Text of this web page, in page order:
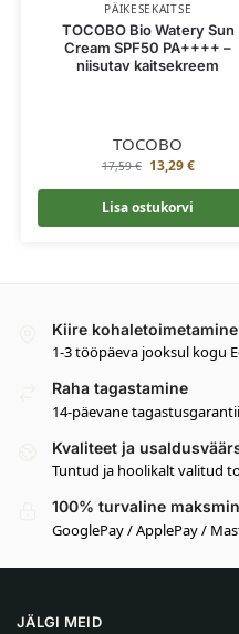
PÄIKESEKAITSE
TOCOBO Bio Watery Sun
Cream SPF50 PA++++ –
niisutav kaitsekreem
TOCOBO
17,59€ 13,29€
Lisa ostukorvi
Kiire kohaletoimetamine
1-3 tööpäeva jooksul kogu
Raha tagastamine
14-päevane tagastusgarantii
Kvaliteet ja
Tuntud ja hoolikalt valitud
100% turvaline
GooglePay / ApplePay /
JÄLGI MEID